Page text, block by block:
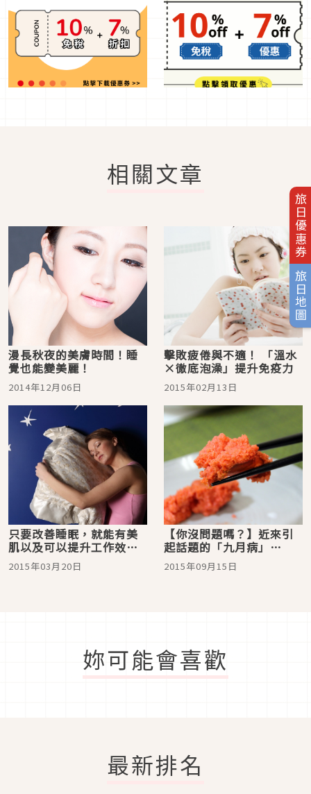
旅日優惠券
旅日地圖
相關文章
漫長秋夜的美膚時間！睡
覺也能變美麗！
2014年12月06日
擊敗疲倦與不適！ 「溫水
×徹底泡澡」提升免疫力
2015年02月13日
只要改善睡眠，就能有美
肌以及可以提升工作效
率！？
2015年03月20日
【你沒問題嗎？】近來引
起話題的「九月病」
…“優質的睡眠” 及“鱈
魚子”似乎是不錯的對
2015年09月15日
妳可能會喜歡
最新排名